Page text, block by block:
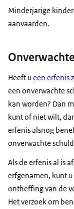
Minderjarige
aanvaarden.
Heeft ueen erfenis
een onverwachte
kan worden? Dan
kunt of niet wilt,
erfenis alsnog
onverwachte
Als de erfenis al is
erfgenamen, kunt
ontheffing van de
Het verzoek om